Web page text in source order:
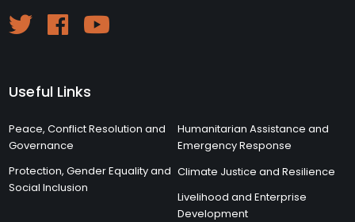
Useful Links
Peace, Conflict Resolution and
Governance
Humanitarian Assistance and
Emergency Response
Protection, Gender Equality and
Social Inclusion
Climate Justice and Resilience
Livelihood and Enterprise
Development